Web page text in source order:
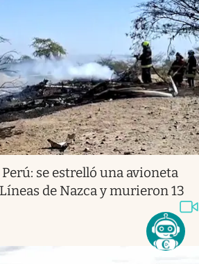
se estrelló una avioneta
de Nazca y murieron 13